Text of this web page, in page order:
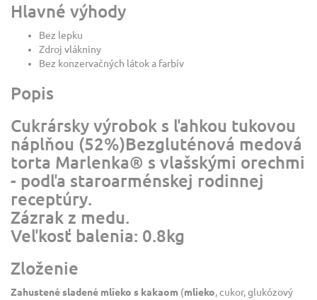
Hlavné výhody
Bez lepku
Zdroj vlákniny
Bez konzervačných látok a farbív
Popis
Cukrársky výrobok s ľahkou tukovou
náplňou (52%)Bezgluténová medová
torta Marlenka® s vlašskými orechmi
- podľa staroarménskej rodinnej
receptúry.
Zázrak z medu.
Veľkosť balenia: 0.8kg
Zloženie
Zahustené sladené mlieko s kakaom (mlieko, cukor, glukózový